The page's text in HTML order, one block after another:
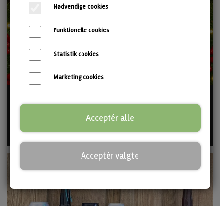
249,00 kr.
Nødvendige cookies
Funktionelle cookies
Statistik cookies
Marketing cookies
Acceptér alle
Acceptér valgte